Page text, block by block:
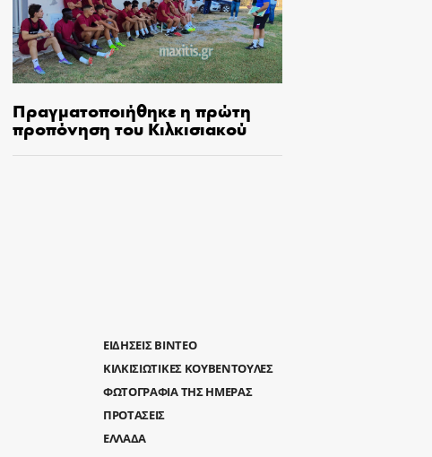
Πραγματοποιήθηκε η πρώτη
προπόνηση του Κιλκισιακού
ΕΙΔΗΣΕΙΣ ΒΙΝΤΕΟ
ΚΙΛΚΙΣΙΩΤΙΚΕΣ ΚΟΥΒΕΝΤΟΥΛΕΣ
ΦΩΤΟΓΡΑΦΙΑ ΤΗΣ ΗΜΕΡΑΣ
ΠΡΟΤΑΣΕΙΣ
ΕΛΛΑΔΑ